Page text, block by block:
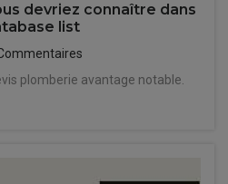
devriez connaître dans
list
plomberie avantage notable.